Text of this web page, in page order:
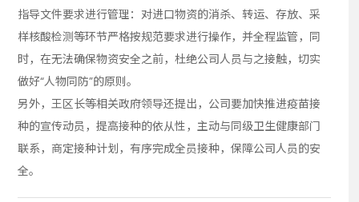
指导文件要求进行管理：对进口物资的消杀、转运、存放、采
样核酸检测等环节严格按规范要求进行操作，并全程监管，同
时，在无法确保物资安全之前，杜绝公司人员与之接触，切实
做好“人物同防”的原则。
另外，王区长等相关政府领导还提出，公司要加快推进疫苗接
种的宣传动员，提高接种的依从性，主动与同级卫生健康部门
联系，商定接种计划，有序完成全员接种，保障公司人员的安
全。